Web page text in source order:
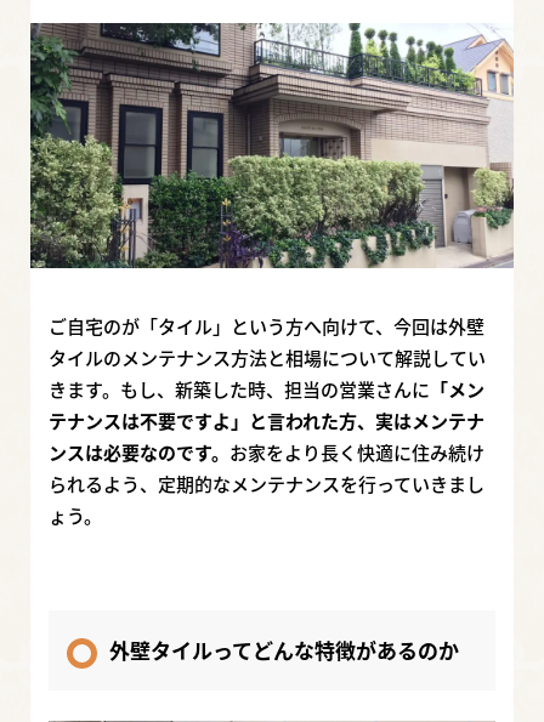
ご自宅のが「タイル」という方へ向けて、今回は外壁
タイルのメンテナンス方法と相場について解説してい
きます。もし、新築した時、担当の営業さんに 「メン
テナンスは不要ですよ」と言われた方、実はメンテナ
ンスは必要なのです。 お家をより長く快適に住み続け
られるよう、定期的なメンテナンスを行っていきまし
ょう。
外壁タイルってどんな特徴があるのか